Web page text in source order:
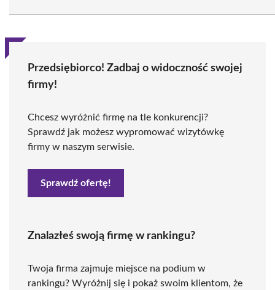
Przedsiębiorco! Zadbaj o widoczność swojej
firmy!
Chcesz wyróżnić firmę na tle konkurencji?
Sprawdź jak możesz wypromować wizytówkę
firmy w naszym serwisie.
Sprawdź ofertę!
Znalazłeś swoją firmę w rankingu?
Twoja firma zajmuje miejsce na podium w
rankingu? Wyróżnij się i pokaż swoim klientom, że